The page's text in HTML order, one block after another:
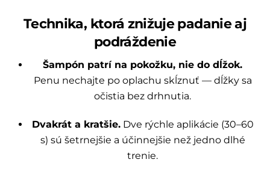
Technika, ktorá znižuje padanie aj
podráždenie
Šampón patrí na pokožku, nie do dĺžok.
Penu nechajte po oplachu skĺznuť — dĺžky sa
očistia bez drhnutia.
Dvakrát a kratšie.Dve rýchle aplikácie (30–60
s) sú šetrnejšie a účinnejšie než jedno dlhé
trenie.